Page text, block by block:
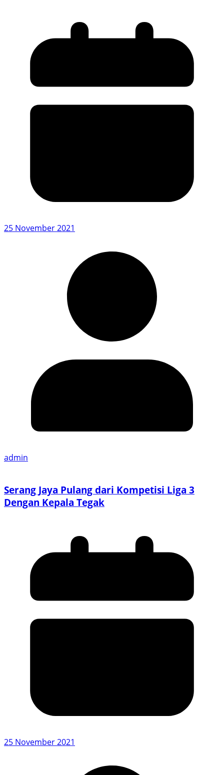
25 November 2021
admin
Serang Jaya Pulang dari Kompetisi Liga 3
Dengan Kepala Tegak
25 November 2021